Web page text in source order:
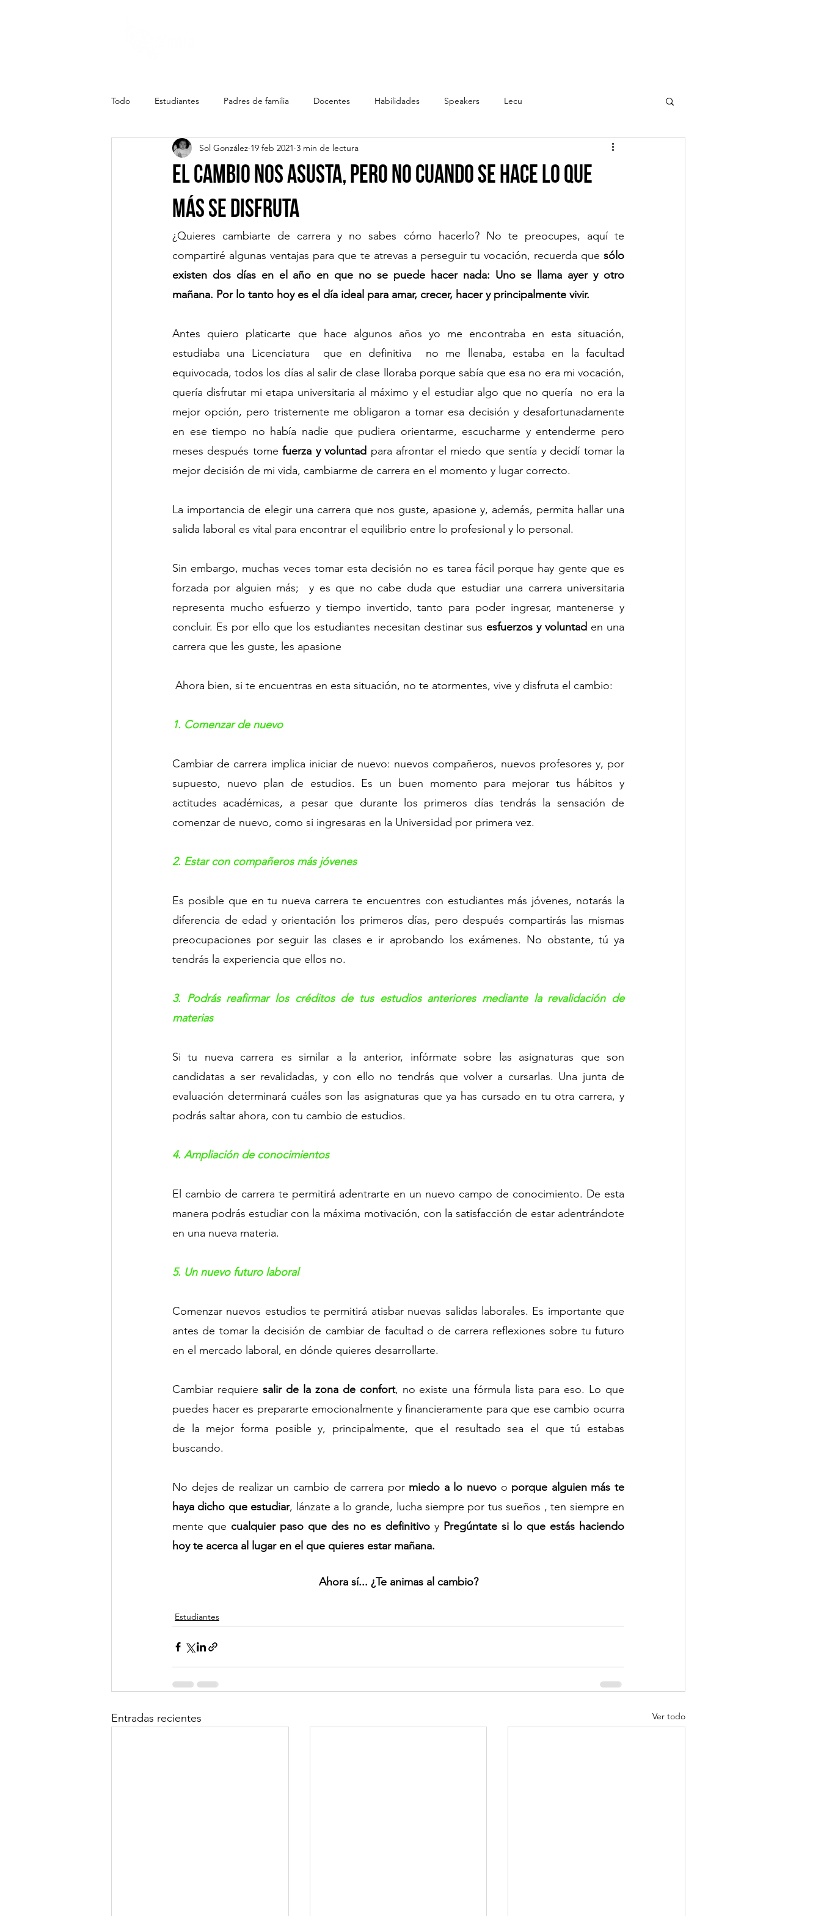
Todo Estudiantes Padres de familia Docentes Habilidades Speakers Lecu
El cambio nos asusta, pero no cuando se hace lo que
más se disfruta
Sol González 19 feb 2021 3 min de lectura
¿Quieres cambiarte de carrera y no sabes cómo hacerlo? No te preocupes, aquí te
compartiré algunas ventajas para que te atrevas a perseguir tu vocación, recuerda que sólo
existen dos días en el año en que no se puede hacer nada: Uno se llama ayer y otro
mañana. Por lo tanto hoy es el día ideal para amar, crecer, hacer y principalmente vivir.
Antes quiero platicarte que hace algunos años yo me encontraba en esta situación,
estudiaba una Licenciatura  que en definitiva  no me llenaba, estaba en la facultad
equivocada, todos los días al salir de clase lloraba porque sabía que esa no era mi vocación,
quería disfrutar mi etapa universitaria al máximo y el estudiar algo que no quería  no era la
mejor opción, pero tristemente me obligaron a tomar esa decisión y desafortunadamente
en ese tiempo no había nadie que pudiera orientarme, escucharme y entenderme pero
meses después tome fuerza y voluntad para afrontar el miedo que sentía y decidí tomar la
mejor decisión de mi vida, cambiarme de carrera en el momento y lugar correcto.
La importancia de elegir una carrera que nos guste, apasione y, además, permita hallar una
salida laboral es vital para encontrar el equilibrio entre lo profesional y lo personal.
Sin embargo, muchas veces tomar esta decisión no es tarea fácil porque hay gente que es
forzada por alguien más;  y es que no cabe duda que estudiar una carrera universitaria
representa mucho esfuerzo y tiempo invertido, tanto para poder ingresar, mantenerse y
concluir. Es por ello que los estudiantes necesitan destinar sus esfuerzos y voluntad en una
carrera que les guste, les apasione
Ahora bien, si te encuentras en esta situación, no te atormentes, vive y disfruta el cambio:
1. Comenzar de nuevo
Cambiar de carrera implica iniciar de nuevo: nuevos compañeros, nuevos profesores y, por
supuesto, nuevo plan de estudios. Es un buen momento para mejorar tus hábitos y
actitudes académicas, a pesar que durante los primeros días tendrás la sensación de
comenzar de nuevo, como si ingresaras en la Universidad por primera vez.
2. Estar con compañeros más jóvenes
Es posible que en tu nueva carrera te encuentres con estudiantes más jóvenes, notarás la
diferencia de edad y orientación los primeros días, pero después compartirás las mismas
preocupaciones por seguir las clases e ir aprobando los exámenes. No obstante, tú ya
tendrás la experiencia que ellos no.
3. Podrás reafirmar los créditos de tus estudios anteriores mediante la revalidación de
materias
Si tu nueva carrera es similar a la anterior, infórmate sobre las asignaturas que son
candidatas a ser revalidadas, y con ello no tendrás que volver a cursarlas. Una junta de
evaluación determinará cuáles son las asignaturas que ya has cursado en tu otra carrera, y
podrás saltar ahora, con tu cambio de estudios.
4. Ampliación de conocimientos
El cambio de carrera te permitirá adentrarte en un nuevo campo de conocimiento. De esta
manera podrás estudiar con la máxima motivación, con la satisfacción de estar adentrándote
en una nueva materia.
5. Un nuevo futuro laboral
Comenzar nuevos estudios te permitirá atisbar nuevas salidas laborales. Es importante que
antes de tomar la decisión de cambiar de facultad o de carrera reflexiones sobre tu futuro
en el mercado laboral, en dónde quieres desarrollarte.
Cambiar requiere salir de la zona de confort, no existe una fórmula lista para eso. Lo que
puedes hacer es prepararte emocionalmente y financieramente para que ese cambio ocurra
de la mejor forma posible y, principalmente, que el resultado sea el que tú estabas
buscando.
No dejes de realizar un cambio de carrera por miedo a lo nuevo o porque alguien más te
haya dicho que estudiar, lánzate a lo grande, lucha siempre por tus sueños , ten siempre en
mente que cualquier paso que des no es definitivo y Pregúntate si lo que estás haciendo
hoy te acerca al lugar en el que quieres estar mañana.
Ahora sí... ¿Te animas al cambio?
Estudiantes
Entradas recientes Ver todo